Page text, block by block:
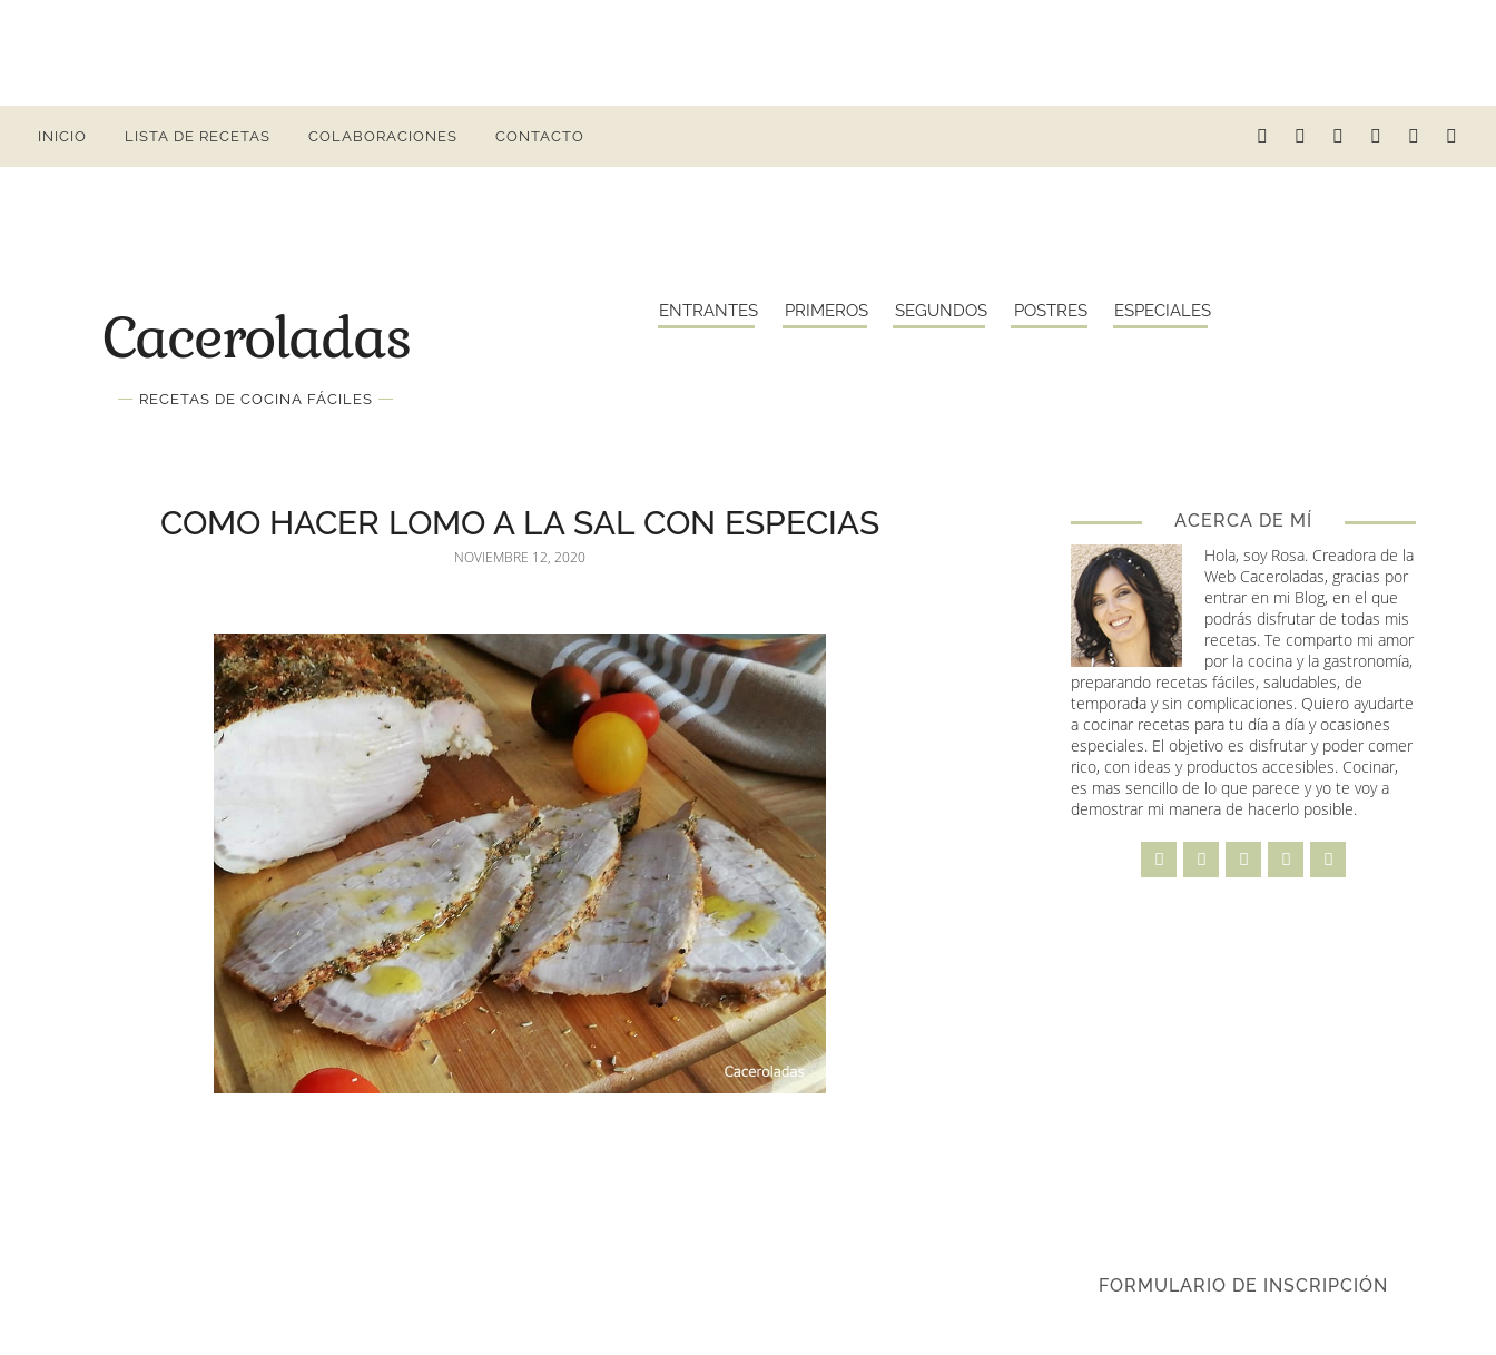
INICIO LISTA DE RECETAS COLABORACIONES CONTACTO
Caceroladas
— RECETAS DE COCINA FÁCILES —
ENTRANTES PRIMEROS SEGUNDOS POSTRES ESPECIALES
COMO HACER LOMO A LA SAL CON ESPECIAS
NOVIEMBRE 12, 2020
ACERCA DE MÍ
Hola, soy Rosa. Creadora de la
Web Caceroladas, gracias por
entrar en mi Blog, en el que
podrás disfrutar de todas mis
recetas. Te comparto mi amor
por la cocina y la gastronomía,
preparando recetas fáciles, saludables, de
temporada y sin complicaciones. Quiero ayudarte
a cocinar recetas para tu día a día y ocasiones
especiales. El objetivo es disfrutar y poder comer
rico, con ideas y productos accesibles. Cocinar,
es mas sencillo de lo que parece y yo te voy a
demostrar mi manera de hacerlo posible.
FORMULARIO DE INSCRIPCIÓN